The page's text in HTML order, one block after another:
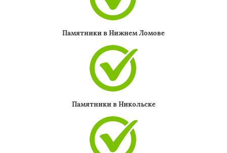
Памятники в Нижнем Ломове
Памятники в Никольске